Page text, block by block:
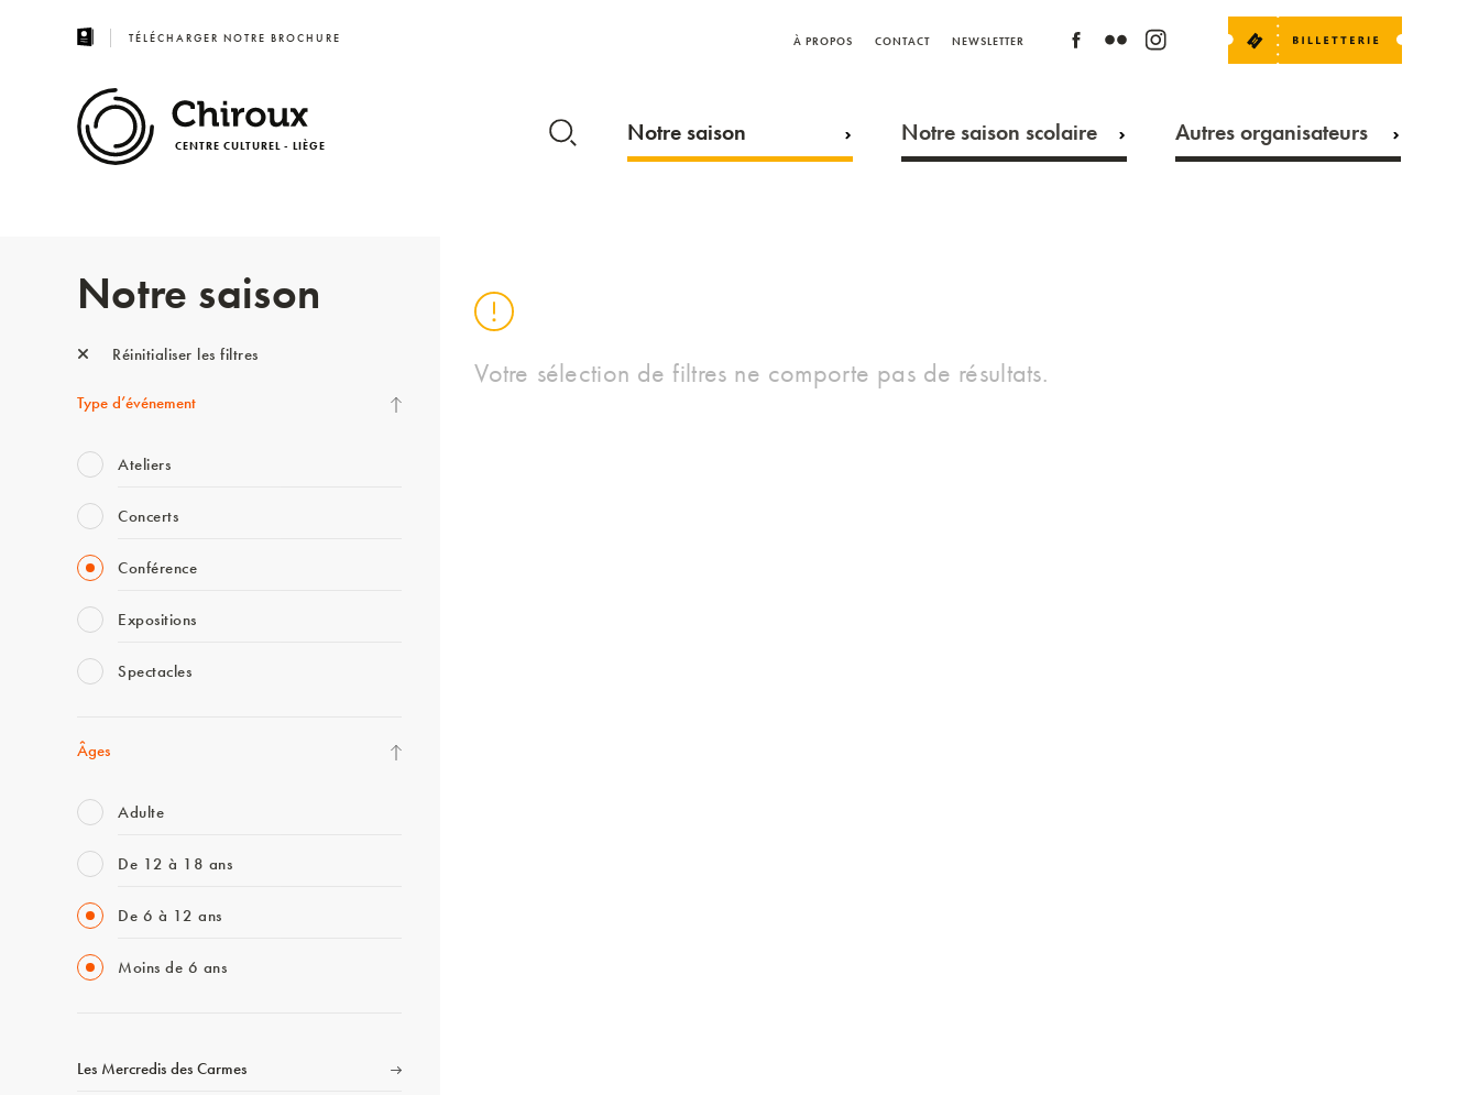
TÉLÉCHARGER NOTRE BROCHURE À PROPOS CONTACT NEWSLETTER
CENTRE CULTUREL - LIÈGE Notre saison Notre saison scolaire Autres organisateurs
Notre saison
Réinitialiser les filtres
Type d’événement
Ateliers
Concerts
Conférence
Expositions
Spectacles
Âges
Adulte
De 12 à 18 ans
De 6 à 12 ans
Moins de 6 ans
Les Mercredis des Carmes
Votre sélection de filtres ne comporte pas de résultats.